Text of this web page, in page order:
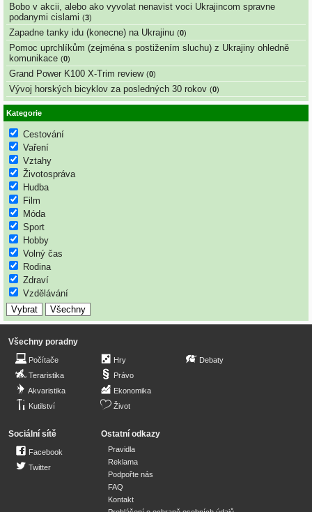
Bobo v akcii, alebo ako vyvolat nenavist voci Ukrajincom spravne
podanymi cislami (3)
Zapadne tanky idu (konecne) na Ukrajinu (0)
Pomoc uprchlíkům (zejména s postižením sluchu) z Ukrajiny ohledně
komunikace (0)
Grand Power K100 X-Trim review (0)
Vývoj horských bicyklov za posledných 30 rokov (0)
Kategorie
Cestování
Vaření
Vztahy
Životospráva
Hudba
Film
Móda
Sport
Hobby
Volný čas
Rodina
Zdraví
Vzdělávání
Všechny poradny
Počítače
Teraristika
Akvaristika
Kutilství
Hry
Právo
Ekonomika
Život
Debaty
Sociální sítě
Facebook
Twitter
Ostatní odkazy
Pravidla
Reklama
Podpořte nás
FAQ
Kontakt